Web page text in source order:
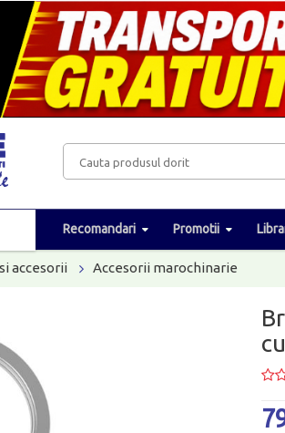
Recomandari Promotii
accesorii Accesorii marochinarie